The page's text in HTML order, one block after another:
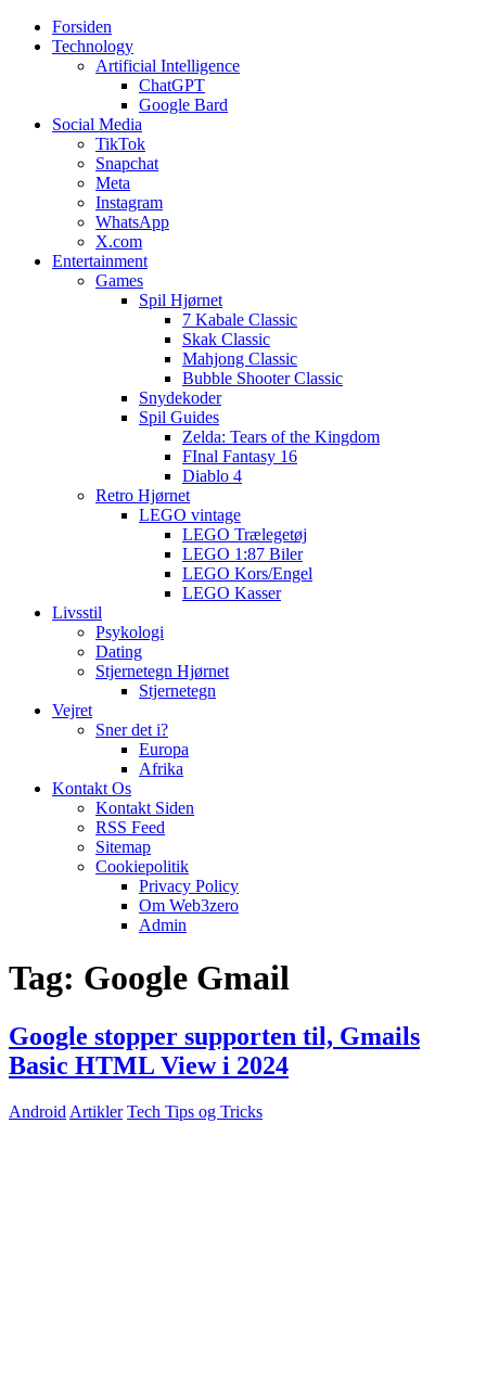
Web3zero.dk
Web3zero.dk
Forsiden
Technology
Artificial Intelligence
ChatGPT
Google Bard
Social Media
TikTok
Snapchat
Meta
Instagram
WhatsApp
X.com
Entertainment
Games
Spil Hjørnet
7 Kabale Classic
Skak Classic
Mahjong Classic
Bubble Shooter Classic
Snydekoder
Spil Guides
Zelda: Tears of the Kingdom
FInal Fantasy 16
Diablo 4
Retro Hjørnet
LEGO vintage
LEGO Trælegetøj
LEGO 1:87 Biler
LEGO Kors/Engel
LEGO Kasser
Livsstil
Psykologi
Dating
Stjernetegn Hjørnet
Stjernetegn
Vejret
Sner det i?
Europa
Afrika
Kontakt Os
Kontakt Siden
RSS Feed
Sitemap
Cookiepolitik
Privacy Policy
Om Web3zero
Admin
Tag: Google Gmail
Google stopper supporten til, Gmails
Basic HTML View i 2024
Android Artikler Tech Tips og Tricks